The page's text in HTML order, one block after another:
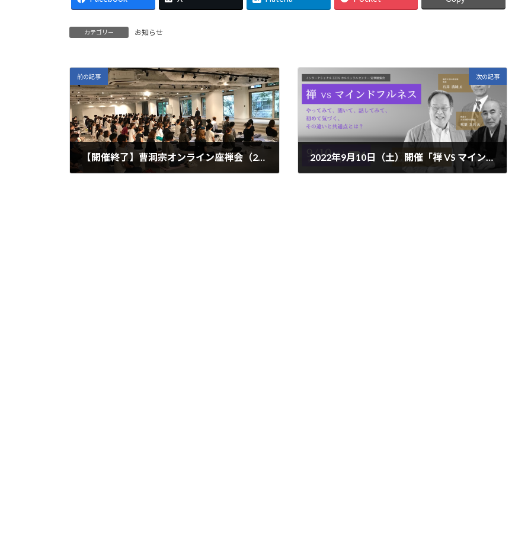
カテゴリー お知らせ
前の記事
【開催終了】曹洞宗オンライン座禅会（2022年5月28日土曜日）開催@zoomのお知らせ
次の記事
2022年9月10日（土）開催「禅 VS マインドフルネス 〜やってみて、聞いて、話してみて、初めて気づく、その違いと共通点とは？〜（インターナショナルZENカルチュラルセンター定例勉強会）」